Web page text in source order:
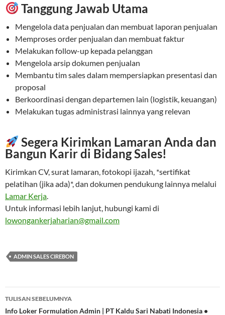
Tanggung Jawab Utama
Mengelola data penjualan dan membuat laporan penjualan
Memproses order penjualan dan membuat faktur
Melakukan follow-up kepada pelanggan
Mengelola arsip dokumen penjualan
Membantu tim sales dalam mempersiapkan presentasi dan
proposal
Berkoordinasi dengan departemen lain (logistik, keuangan)
Melakukan tugas administrasi lainnya yang relevan
Segera Kirimkan Lamaran Anda dan
Bangun Karir di Bidang Sales!
Kirimkan CV, surat lamaran, fotokopi ijazah, *sertifikat
pelatihan (jika ada)*, dan dokumen pendukung lainnya melalui
Lamar Kerja.
Untuk informasi lebih lanjut, hubungi kami di
lowongankerjaharian@gmail.com
ADMIN SALES CIREBON
Navigasi
TULISAN SEBELUMNYA
Info Loker Formulation Admin | PT Kaldu Sari Nabati Indonesia •